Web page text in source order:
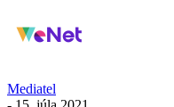
Mediatel